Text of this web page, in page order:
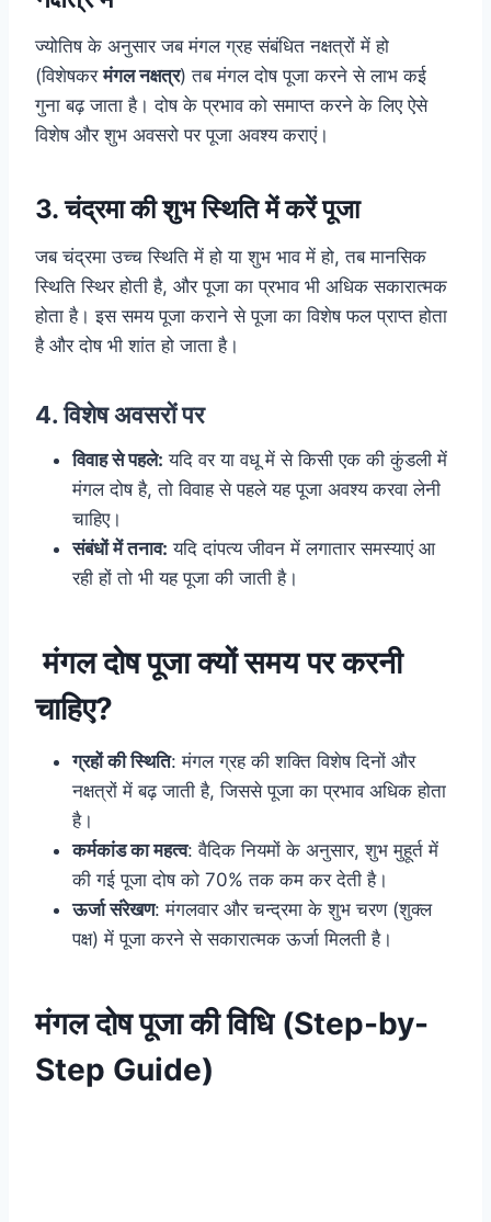
ज्योतिष के अनुसार जब मंगल ग्रह संबंधित नक्षत्रों में हो
(विशेषकरमंगल नक्षत्र) तब मंगल दोष पूजा करने से लाभ कई
गुना बढ़ जाता है। दोष के प्रभाव को समाप्त करने के लिए ऐसे
विशेष और शुभ अवसरो पर पूजा अवश्य कराएं।
3.चंद्रमा की शुभ स्थिति में करें पूजा
जब चंद्रमा उच्च स्थिति में हो या शुभ भाव में हो, तब मानसिक
स्थिति स्थिर होती है, और पूजा का प्रभाव भी अधिक सकारात्मक
होता है। इस समय पूजा कराने से पूजा का विशेष फल प्राप्त होता
है और दोष भी शांत हो जाता है।
4.विशेष अवसरों पर
विवाह से पहले: यदि वर या वधू में से किसी एक की कुंडली में
मंगल दोष है, तो विवाह से पहले यह पूजा अवश्य करवा लेनी
चाहिए।
संबंधों में तनाव: यदि दांपत्य जीवन में लगातार समस्याएं आ
रही हों तो भी यह पूजा की जाती है।
मंगल दोष पूजा क्यों समय पर करनी
चाहिए?
ग्रहों की स्थिति: मंगल ग्रह की शक्ति विशेष दिनों और
नक्षत्रों में बढ़ जाती है, जिससे पूजा का प्रभाव अधिक होता
है।
कर्मकांड का महत्व: वैदिक नियमों के अनुसार, शुभ मुहूर्त में
की गई पूजा दोष को 70% तक कम कर देती है।
ऊर्जा संरेखण: मंगलवार और चन्द्रमा के शुभ चरण (शुक्ल
पक्ष) में पूजा करने से सकारात्मक ऊर्जा मिलती है।
मंगल दोष पूजा की विधि (Step-by-
Step Guide)